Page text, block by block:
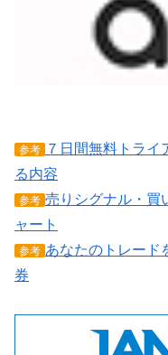
参考
７日間無料トラ
る内容
参考 売りシグナル・買
ャート
参考 あなたのトレード
券